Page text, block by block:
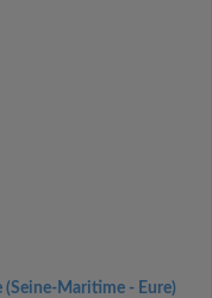
(Seine-Maritime - Eure)